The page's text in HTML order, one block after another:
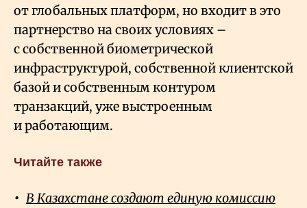
от глобальных платформ, но входит в это
партнерство на своих условиях –
с собственной биометрической
инфраструктурой, собственной клиентской
базой и собственным контуром
транзакций, уже выстроенным
и работающим.
Читайте также
В Казахстане создают единую комиссию